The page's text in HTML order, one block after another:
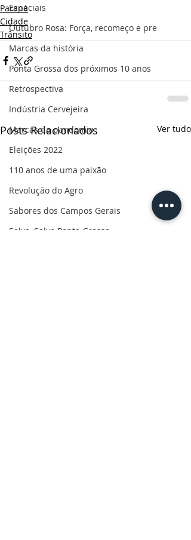
Especiais
Outubro Rosa: Força, recomeço e pre
Marcas da história
Ponta Grossa dos próximos 10 anos
Retrospectiva
Indústria Cervejeira
Marcas da pandemia
Eleições 2022
110 anos de uma paixão
Revolução do Agro
Sabores dos Campos Gerais
Salva, Salve Ponta Grossa
Paraná
Cidade
Trânsito
Posts Relacionados Ver tudo